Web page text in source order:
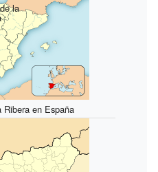
la
Ribera en España